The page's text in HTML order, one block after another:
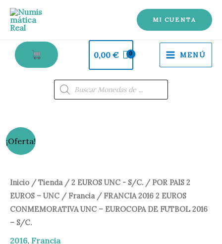
MI CUENTA
0,00 € MENÚ
Búsqueda
de
productos
¡Oferta!
Inicio /Tienda/2 EUROS UNC - S/C. / POR PAIS 2
EUROS – UNC / Francia/ FRANCIA 2016 2 EUROS
CONMEMORATIVA UNC – EUROCOPA DE FUTBOL 2016
– S/C.
2016, Francia
original
era:
actual
es:
FRANCIA
2016
EUROS
CONMEMORATIVA
UNC
-
EUROCOPA
2
EUROS
UNC
-
S/C.